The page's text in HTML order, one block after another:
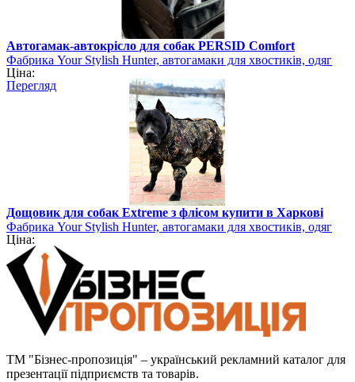
Автогамак-автокрісло для собак PERSID Comfort
Фабрика Your Stylish Hunter, автогамаки для хвостиків, одяг
для собак
Ціна:
Перегляд
Дощовик для собак Extreme з флісом купити в Харкові
Фабрика Your Stylish Hunter, автогамаки для хвостиків, одяг
для собак
Ціна:
ТМ "Бізнес-пропозиція" – український рекламний каталог для
презентації підприємств та товарів.